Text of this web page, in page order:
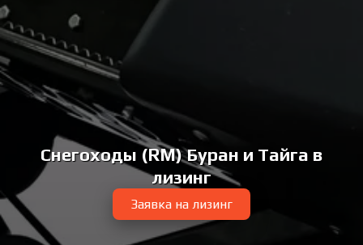
Снегоходы (RM) Буран и Тайга в
лизинг
Заявка на лизинг